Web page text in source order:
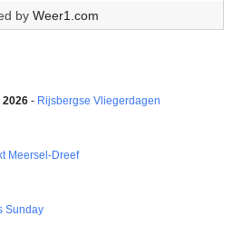
by Weer1.com
2026 - Rijsbergse Vliegerdagen
Meersel-Dreef
Sunday